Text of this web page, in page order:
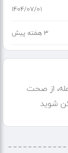
۱۴۰۴/۰۷/۰۱
3 هفته پیش
از صحت
شوید